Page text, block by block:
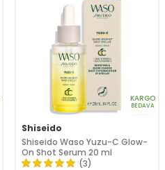
KARGO
BEDAVA
Shiseido
Shiseido Waso Yuzu-C Glow-
On Shot Serum 20 ml
(3)